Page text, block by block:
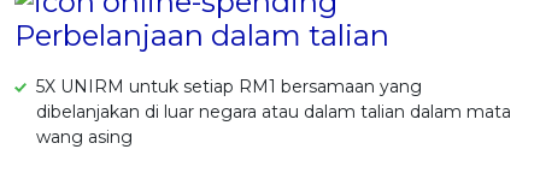
Perbelanjaan dalam talian
5X UNIRM untuk setiap RM1 bersamaan yang
dibelanjakan di luar negara atau dalam talian dalam mata
wang asing